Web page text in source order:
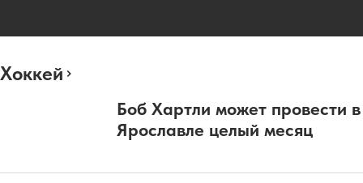
Хоккей
Боб Хартли может провести в
Ярославле целый месяц